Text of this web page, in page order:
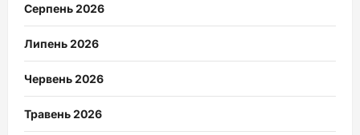
Серпень 2026
Липень 2026
Червень 2026
Травень 2026